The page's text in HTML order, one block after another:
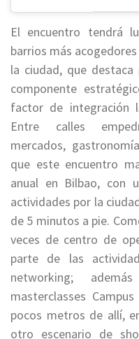
El encuentro tendrá
barrios más
la ciudad, que
componente
factor de integración
Entre calles
mercados,
que este encuentro
anual en Bilbao, con
actividades por la
de 5 minutos a pie.
veces de centro de
parte de las
networking;
masterclasses
pocos metros de allí,
otro escenario de